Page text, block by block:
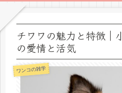
チワワの魅力と特徴｜
の愛情と活気
ワンコの雑学